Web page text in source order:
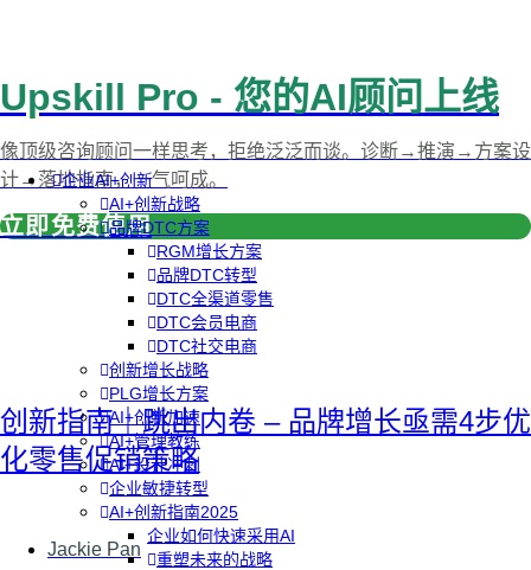
企业AI+创新
AI+创新战略
品牌DTC方案
RGM增长方案
品牌DTC转型
DTC全渠道零售
DTC会员电商
DTC社交电商
创新增长战略
PLG增长方案
AI+创新加速
AI+管理教练
AI+设计冲刺
企业敏捷转型
AI+创新指南2025
企业如何快速采用AI
重塑未来的战略
Upskill Pro - 您的AI顾问上线
像顶级咨询顾问一样思考，拒绝泛泛而谈。诊断→推演→方案设
计→落地指南，一气呵成。
立即免费使用
创新指南｜跳出内卷 – 品牌增长亟需4步优
化零售促销策略
Jackie Pan